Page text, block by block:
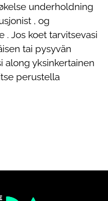
underholdning
, og
Jos koet tarvitsevasi
tai pysyvän
along yksinkertainen
perustella